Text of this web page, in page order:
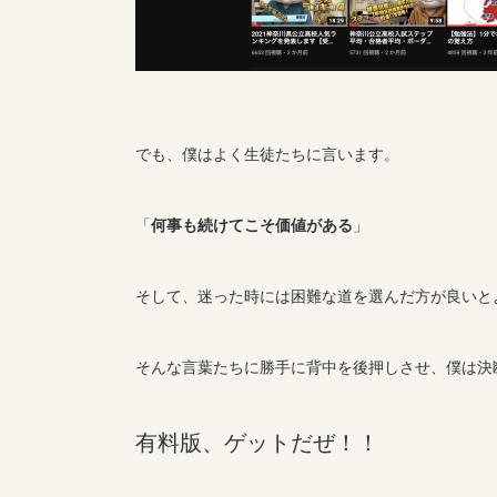
でも、僕はよく生徒たちに言います。
「何事も続けてこそ価値がある 」
そして、迷った時には困難な道を選んだ方が良い
そんな言葉たちに勝手に背中を後押しさせ、僕は
有料版、ゲットだぜ！！